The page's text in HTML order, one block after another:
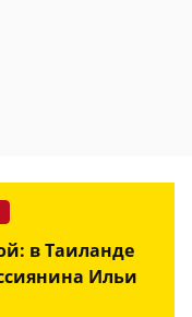
в Таиланде
Ильи